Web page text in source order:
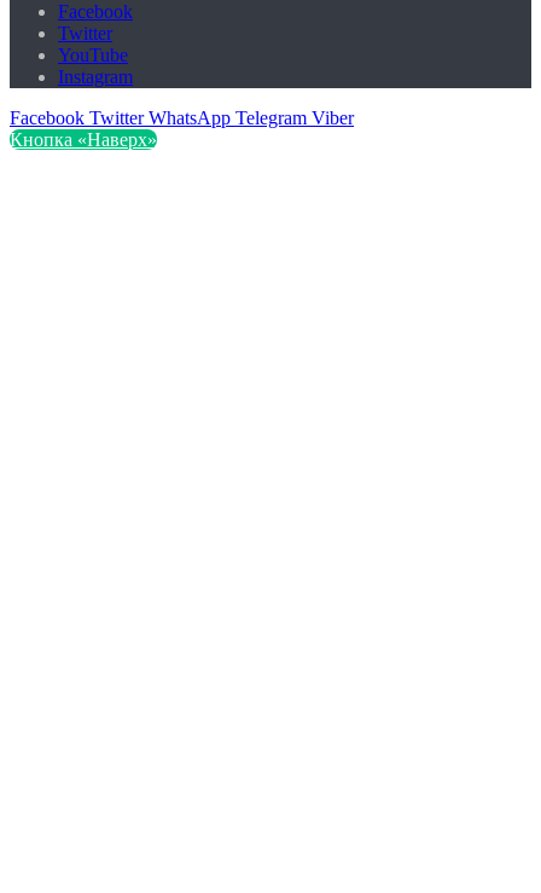
Facebook
Twitter
YouTube
Instagram
Facebook Twitter WhatsApp Telegram Viber
Кнопка «Наверх»